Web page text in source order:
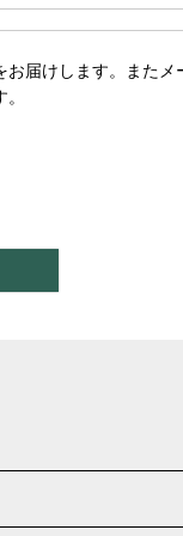
届けします。またメ